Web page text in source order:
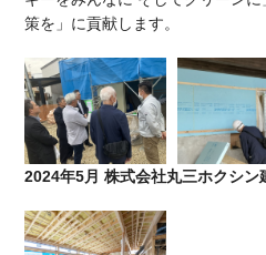
策を」に貢献します。
2024年5月 株式会社丸三ホクシン